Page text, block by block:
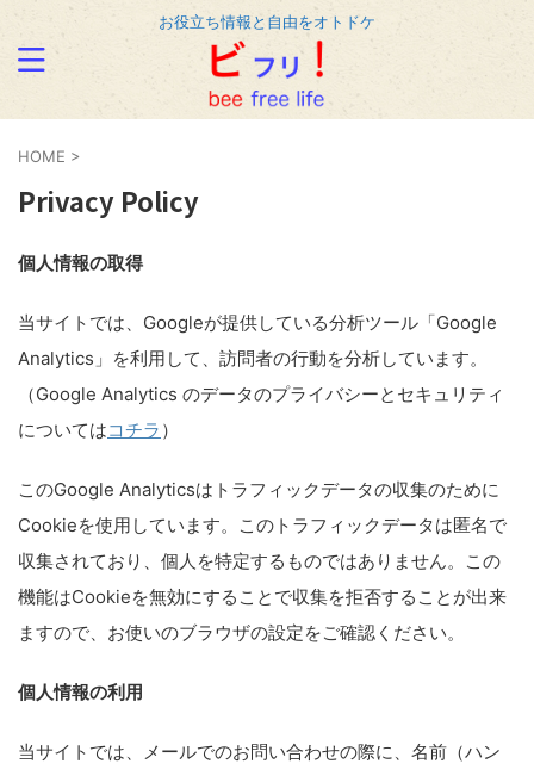
お役立ち情報と自由をオトドケ
HOME >
Privacy Policy
個人情報の取得
当サイトでは、Googleが提供している分析ツール「Google
Analytics」を利用して、訪問者の行動を分析しています。
（Google Analytics のデータのプライバシーとセキュリティ
についてはコチラ ）
このGoogle Analyticsはトラフィックデータの収集のために
Cookieを使用しています。このトラフィックデータは匿名で
収集されており、個人を特定するものではありません。この
機能はCookieを無効にすることで収集を拒否することが出来
ますので、お使いのブラウザの設定をご確認ください。
個人情報の利用
当サイトでは、メールでのお問い合わせの際に、名前（ハン